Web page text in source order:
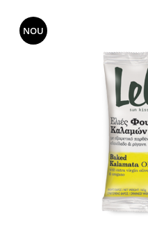
OȚETURI ȘI SOSURI
SOSURI
BĂUTURI / LAPTE VEGETAL
CREME ȘI PASTE TARTINABILE
CIOCOLATĂ ȘI CACAO
NOU